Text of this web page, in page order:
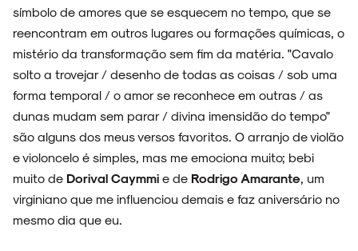
símbolo de amores que se esquecem no tempo, que se
reencontram em outros lugares ou formações químicas, o
mistério da transformação sem fim da matéria. "Cavalo
solto a trovejar / desenho de todas as coisas / sob uma
forma temporal / o amor se reconhece em outras / as
dunas mudam sem parar / divina imensidão do tempo"
são alguns dos meus versos favoritos. O arranjo de violão
e violoncelo é simples, mas me emociona muito; bebi
muito de Dorival Caymmi e de Rodrigo Amarante, um
virginiano que me influenciou demais e faz aniversário no
mesmo dia que eu.